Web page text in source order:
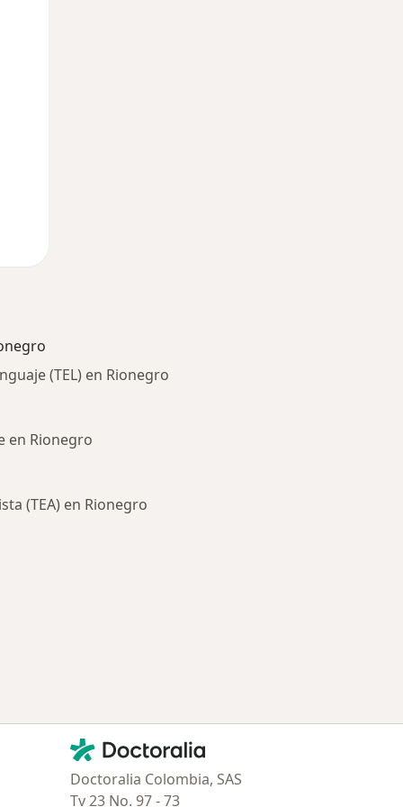
(TEL) en Rionegro
en Rionegro
(TEA) en Rionegro
Contacto
Doctoralia - Página de inicio
Doctoralia Colombia, SAS
Tv 23 No. 97 - 73